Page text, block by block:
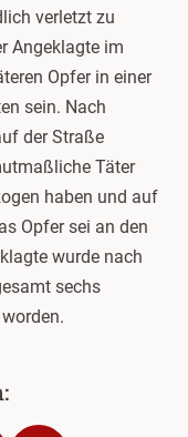
verletzt zu
Angeklagte im
Opfer in einer
sein. Nach
der Straße
Täter
haben und auf
Opfer sei an den
wurde nach
sechs